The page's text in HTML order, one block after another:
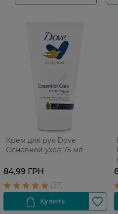
Крем для рук Dove
Основной уход 75 мл
84,99 ГРН